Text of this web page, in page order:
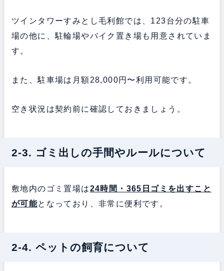
ツインタワーすみとし毛利館では、123台分の駐車
場の他に、駐輪場やバイク置き場も用意されていま
す。
また、駐車場は月額28,000円〜利用可能です。
空き状況は契約前に確認しておきましょう。
2-3. ゴミ出しの手間やルールについて
敷地内のゴミ置場は24時間・365日ゴミを出すこと
が可能となっており、非常に便利です。
2-4. ペットの飼育について